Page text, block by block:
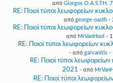
από Giorgos O.A.S.TH.
RE: Ποιοί τύποι λεωφορείων
από george-oasth-
RE: Ποιοί τύποι λεωφορείων
από MrVanHool -
RE: Ποιοί τύποι λεωφορείων
- από garvanitis -
RE: Ποιοί τύποι
2021 - από
RE: Ποιοί τύποι